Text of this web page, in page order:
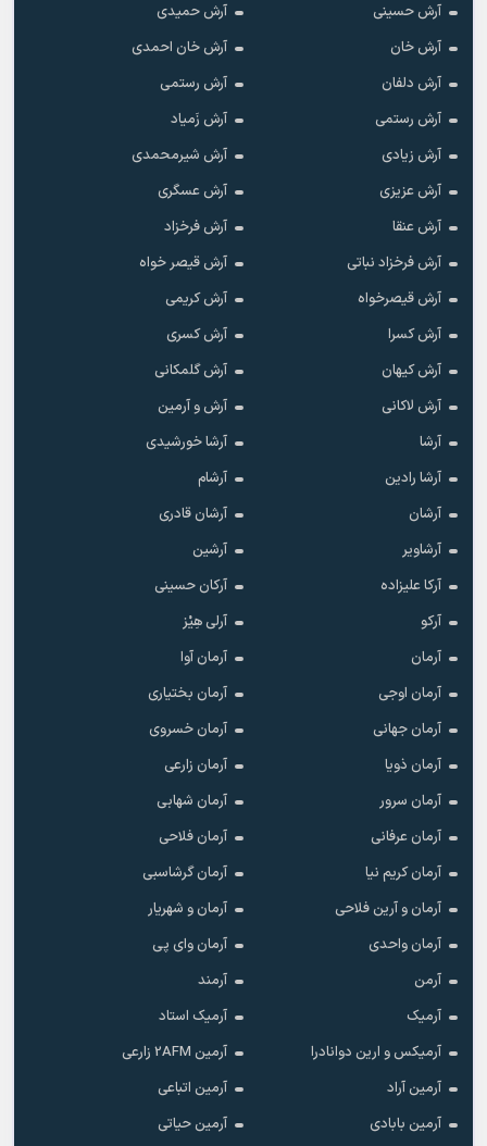
آرش حسینی
آرش حمیدی
آرش خان
آرش خان احمدی
آرش دلفان
آرش رستمى
آرش رستمی
آرش زَمیاد
آرش زیادی
آرش شیرمحمدی
آرش عزیزی
آرش عسگری
آرش عنقا
آرش فرخزاد
آرش فرخزاد نباتی
آرش قیصر خواه
آرش قیصرخواه
آرش کریمی
آرش کسرا
آرش کسری
آرش کیهان
آرش گلمکانی
آرش لاکانی
آرش و آرمین
آرشا
آرشا خورشیدی
آرشا رادین
آرشام
آرشان
آرشان قادری
آرشاویر
آرشین
آرکا علیزاده
آرکان حسینی
آرکو
آرلی هِیْز
آرمان
آرمان آوا
آرمان اوجی
آرمان بختیاری
آرمان جهانی
آرمان خسروی
آرمان ذویا
آرمان زارعی
آرمان سرور
آرمان شهابی
آرمان عرفانی
آرمان فلاحی
آرمان کریم نیا
آرمان گرشاسبی
آرمان و آرین فلاحی
آرمان و شهریار
آرمان واحدی
آرمان وای پی
آرمن
آرمند
آرمیک
آرمیک استاد
آرمیکس و ارین دوانادرا
آرمین 2AFM زارعی
آرمین آراد
آرمین اتباعی
آرمین بابادی
آرمین حیاتی